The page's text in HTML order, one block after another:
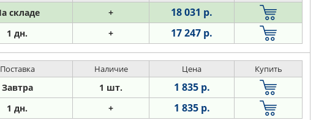
складе + 18 031 р.
1 дн. + 17 247 р.
Поставка Наличие Цена Купить
Завтра 1 шт. 1 835 р.
1 дн. + 1 835 р.